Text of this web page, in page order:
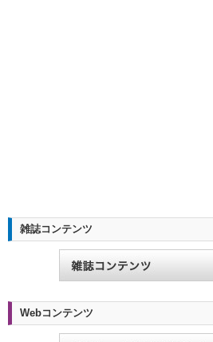
雑誌コンテンツ
Webコンテンツ